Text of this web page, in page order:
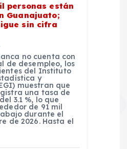
personas están
Guanajuato;
sin cifra
no cuenta con
de desempleo, los
del Instituto
y
muestran que
una tasa de
3.1 %, lo que
de 91 mil
durante el
de 2026. Hasta el